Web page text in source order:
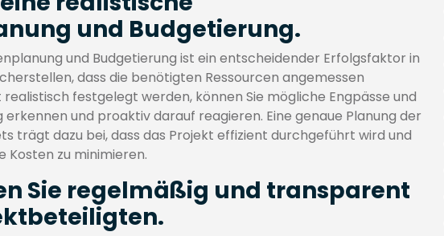
und Budgetierung.
und Budgetierung ist ein entscheidender Erfolgsfaktor in
dass die benötigten Ressourcen angemessen
festgelegt werden, können Sie mögliche Engpässe und
erkennen und proaktiv darauf reagieren. Eine genaue Planung der
trägt dazu bei, dass das Projekt effizient durchgeführt wird und
zu minimieren.
Sie regelmäßig und transparent